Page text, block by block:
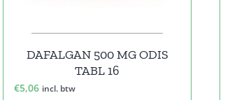
DAFALGAN 500 MG ODIS
TABL 16
€5,06 incl. btw